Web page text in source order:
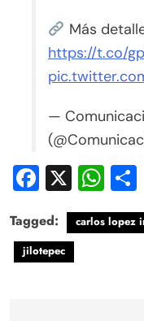
Más
https://t.co/
—
Facebook
X
Tagged: carlos lopez
jilotepec